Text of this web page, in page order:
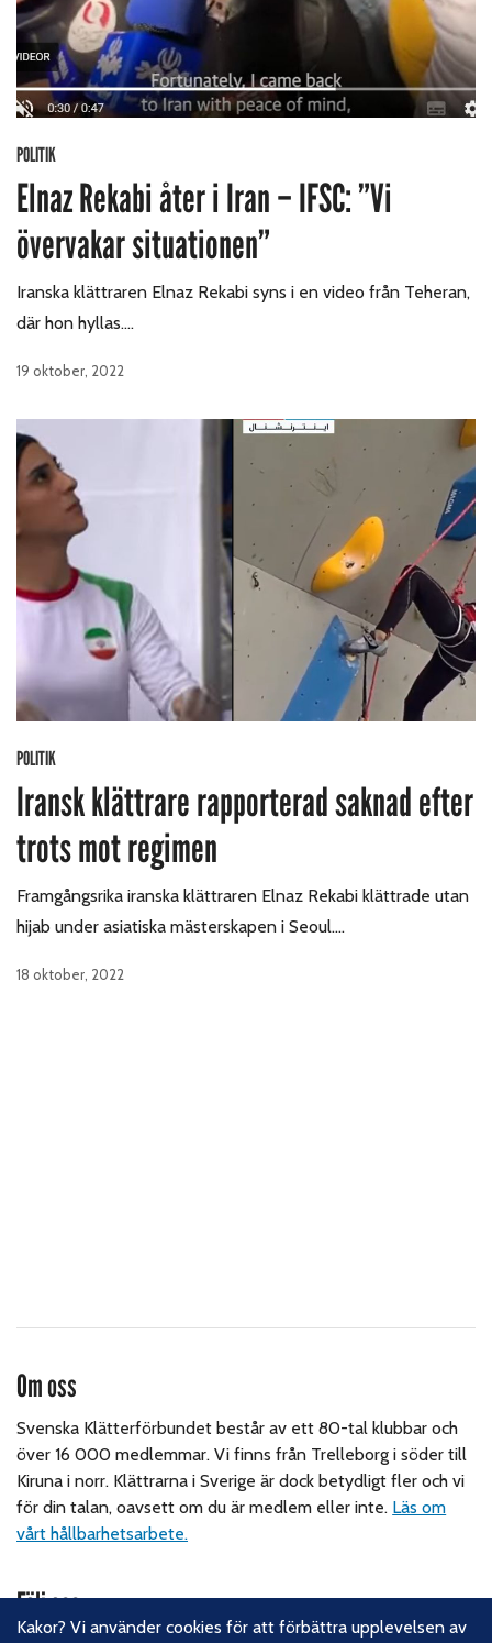
POLITIK
Elnaz Rekabi åter i Iran – IFSC: ”Vi
övervakar situationen”
Iranska klättraren Elnaz Rekabi syns i en video från Teheran,
där hon hyllas.…
19 oktober, 2022
POLITIK
Iransk klättrare rapporterad saknad efter
trots mot regimen
Framgångsrika iranska klättraren Elnaz Rekabi klättrade utan
hijab under asiatiska mästerskapen i Seoul.…
18 oktober, 2022
Om oss
Svenska Klätterförbundet består av ett 80-tal klubbar och
över 16 000 medlemmar. Vi finns från Trelleborg i söder till
Kiruna i norr. Klättrarna i Sverige är dock betydligt fler och vi
för din talan, oavsett om du är medlem eller inte. Läs om
vårt hållbarhetsarbete.
Följ oss
Kakor? Vi använder cookies för att förbättra upplevelsen av